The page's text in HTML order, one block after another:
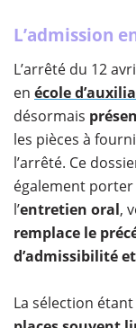
L’admission
L’arrêté du 12
en école
désormais
les pièces à
l’arrêté. Ce
également
l’entretien oral,
remplace le
d’admissibilité
La sélection